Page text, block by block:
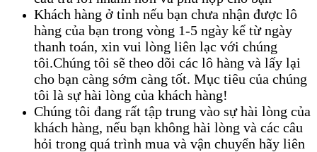
Khách hàng ở tỉnh nếu bạn chưa nhận được lô
hàng của bạn trong vòng 1-5 ngày kể từ ngày
thanh toán, xin vui lòng liên lạc với chúng
tôi.Chúng tôi sẽ theo dõi các lô hàng và lấy lại
cho bạn càng sớm càng tốt. Mục tiêu của chúng
tôi là sự hài lòng của khách hàng!
Chúng tôi đang rất tập trung vào sự hài lòng của
khách hàng, nếu bạn không hài lòng và các câu
hỏi trong quá trình mua và vận chuyển hãy liên